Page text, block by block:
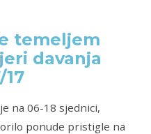
temeljem
davanja
na 06-18 sjednici,
ponude pristigle na